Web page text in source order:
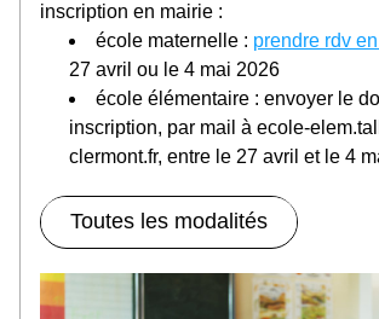
inscription en mairie :
école maternelle : prendre rdv
27 avril ou le 4 mai 2026
école élémentaire : envoyer le
inscription, par mail à ecole-
clermont.fr, entre le 27 avril et le 4
Toutes les modalités